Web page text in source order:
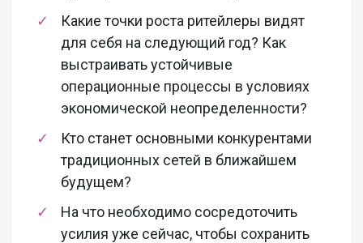
Какие точки роста ритейлеры видят
для себя на следующий год? Как
выстраивать устойчивые
операционные процессы в условиях
экономической неопределенности?
Кто станет основными конкурентами
традиционных сетей в ближайшем
будущем?
На что необходимо сосредоточить
усилия уже сейчас, чтобы сохранить